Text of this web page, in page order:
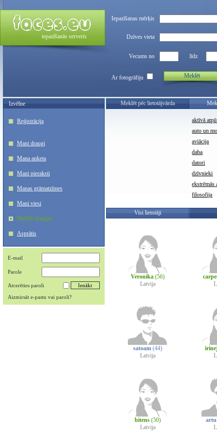
iepazīšanās serveris
Iepazīšanas mērķis
Dzīves vieta
Vecums no līdz
Ar fotogrāfiju Meklēt
Izvēlne
Reģistrācija
Mani draugi
Mana anketa
Mani pieraksti
Manas grāmatzīmes
Mani viesi
Meklēt draugus
Asprātis
E-mail
Parole
Atcerēties paroli
Aizmirsāt e-pastu vai paroli?
Meklēt pēc lietotājvārda
aktīvā
auto un
aviācija
daba
datori
dzīvnieki
ekstrēmās
filosofija
Visi lietotāji
Veronika (56)
Latvija
satoam (44)
Latvija
bitens (50)
Latvija